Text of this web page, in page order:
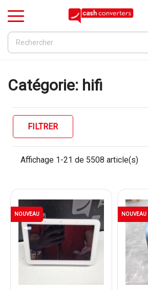
Menu
Catégorie: hifi
FILTRER
Affichage 1-21 de 5508 article(s)
NOUVEAU NOUVEAU